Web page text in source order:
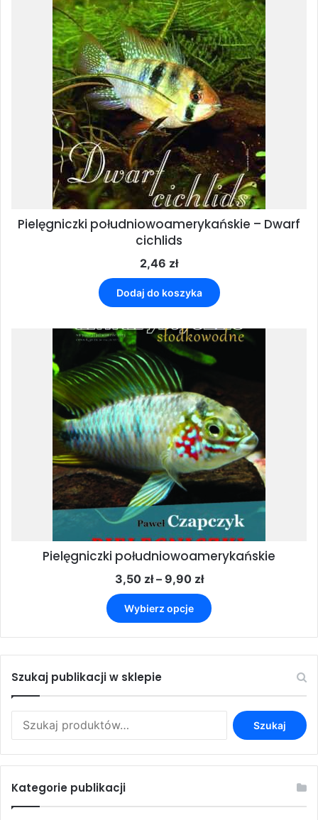
Pielęgniczki południowoamerykańskie – Dwarf
cichlids
2,46 zł
Dodaj do koszyka
Pielęgniczki południowoamerykańskie
3,50 zł – 9,90 złZakres
cen:
od
3,50 zł
do
9,90 zł
Wybierz opcje
produkt
stronie
Szukaj publikacji w sklepie
Szukaj
Kategorie publikacji